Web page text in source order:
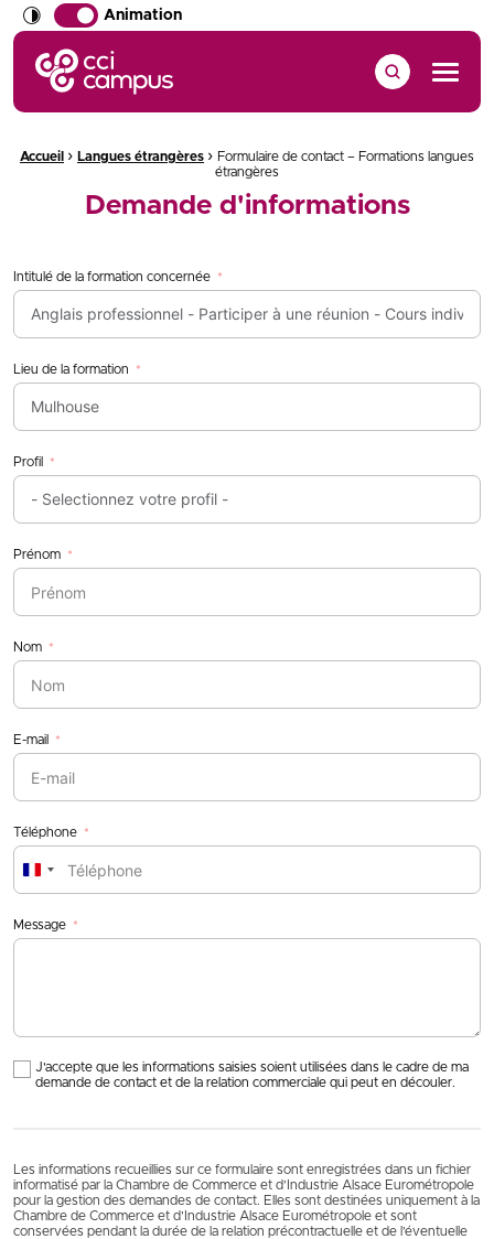
Animation
CCI Campus La formation qui vous ressemble
Menu
Fil d'Ariane :
Accueil › Langues étrangères › Formulaire de contact – Formations langues
étrangères
Demande d'informations
Intitulé de la formation concernée
Lieu de la formation
Profil
Prénom
Nom
E-mail
Téléphone
France
Message
J'accepte que les informations saisies soient utilisées dans le cadre de ma
demande de contact et de la relation commerciale qui peut en découler.
Les informations recueillies sur ce formulaire sont enregistrées dans un fichier
informatisé par la Chambre de Commerce et d’Industrie Alsace Eurométropole
pour la gestion des demandes de contact. Elles sont destinées uniquement à la
Chambre de Commerce et d’Industrie Alsace Eurométropole et sont
conservées pendant la durée de la relation précontractuelle et de l’éventuelle